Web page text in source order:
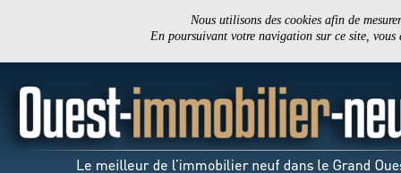
Nous utilisons des cookies afin de
En poursuivant votre navigation sur ce site,